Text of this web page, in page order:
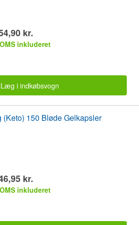
kr.
inkluderet
Læg i indkøbsvogn
(Keto) 150 Bløde Gelkapsler
kr.
inkluderet